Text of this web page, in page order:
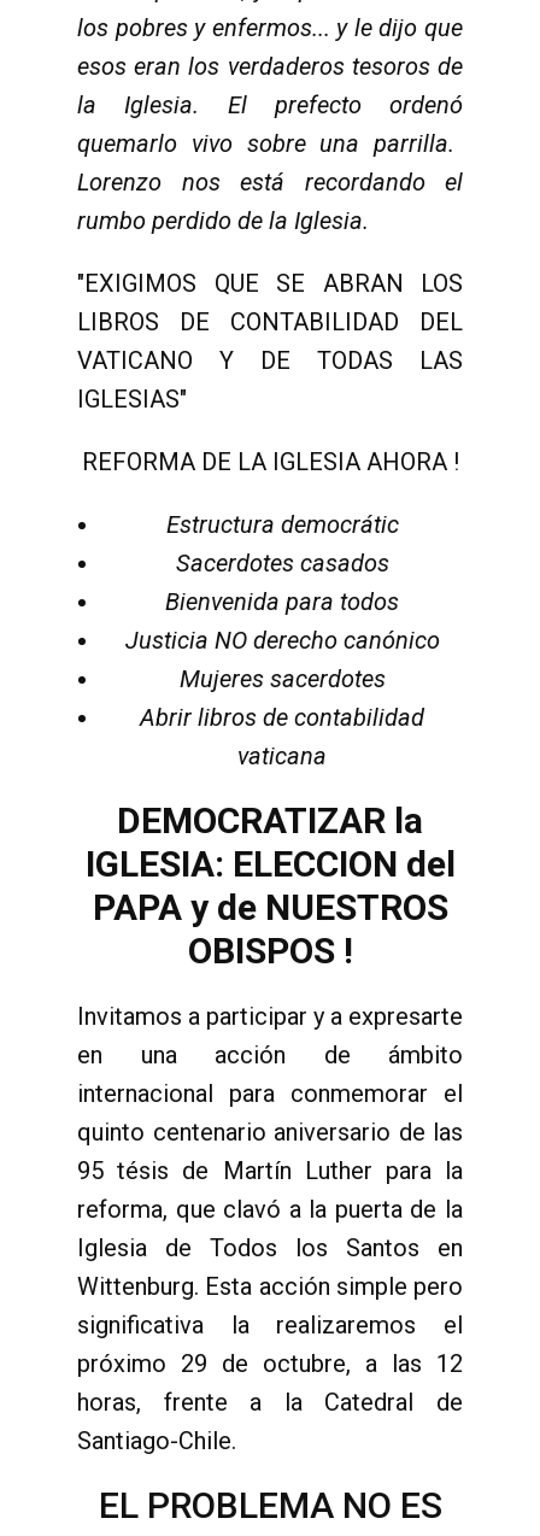
los pobres y enfermos... y le dijo que
esos eran los verdaderos tesoros de
la Iglesia. El prefecto ordenó
quemarlo vivo sobre una parrilla.
Lorenzo nos está recordando el
rumbo perdido de la Iglesia.
"EXIGIMOS QUE SE ABRAN LOS
LIBROS DE CONTABILIDAD DEL
VATICANO Y DE TODAS LAS
IGLESIAS"
REFORMA DE LA IGLESIA AHORA !
Estructura democrátic
Sacerdotes casados
Bienvenida para todos
Justicia NO derecho canónico
Mujeres sacerdotes
Abrir libros de contabilidad
vaticana
DEMOCRATIZAR la
IGLESIA: ELECCION del
PAPA y de NUESTROS
OBISPOS !
Invitamos a participar y a expresarte
en una acción de ámbito
internacional para conmemorar el
quinto centenario aniversario de las
95 tésis de Martín Luther para la
reforma, que clavó a la puerta de la
Iglesia de Todos los Santos en
Wittenburg. Esta acción simple pero
significativa la realizaremos el
próximo 29 de octubre, a las 12
horas, frente a la Catedral de
Santiago-Chile.
EL PROBLEMA NO ES